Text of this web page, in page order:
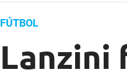
FÚTBOL
Lanzini